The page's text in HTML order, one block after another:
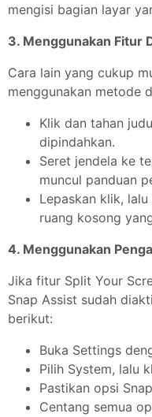
mengisi bagian layar
3. Menggunakan Fitur
Cara lain yang cukup
menggunakan metode
Klik dan tahan
dipindahkan.
Seret jendela ke
muncul panduan
Lepaskan klik,
ruang kosong
4. Menggunakan
Jika fitur Split Your
Snap Assist sudah
berikut:
Buka Settings
Pilih System, lalu
Pastikan opsi
Centang semua